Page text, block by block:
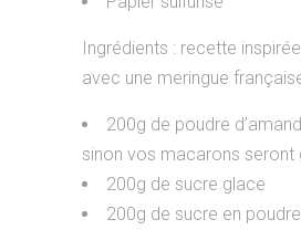
Ingrédients : recette
avec une meringue
200g de poudre
sinon vos macarons seront
200g de sucre glace
200g de sucre en poudre